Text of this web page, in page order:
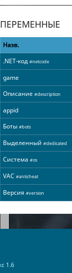
ПЕРЕМЕННЫЕ
Назв.
.NET-код #netcode
game
Описание #description
appid
Боты #bots
Выделенный #dedicated
Система #os
VAC #anticheat
Версия #version
1.6